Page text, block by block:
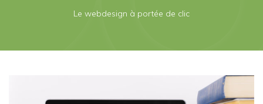
Le webdesign à portée de clic